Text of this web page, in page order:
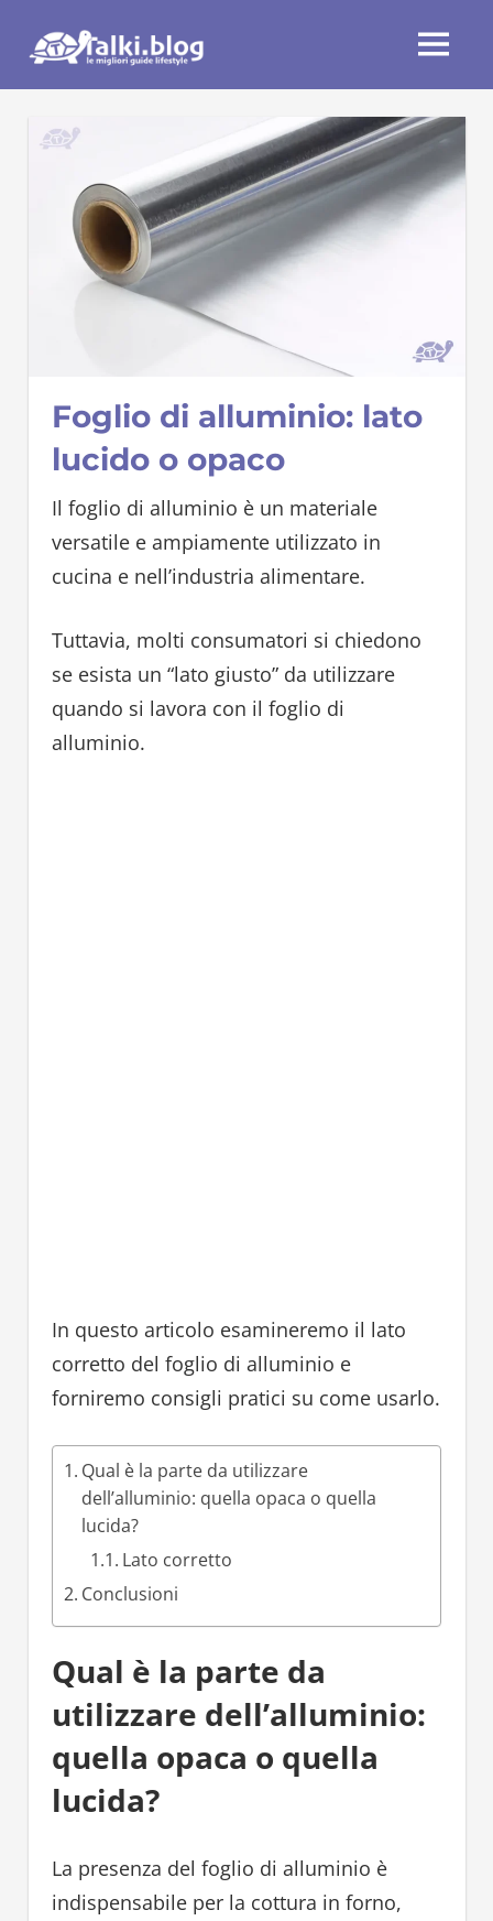
MENU
Foglio di alluminio: lato
lucido o opaco
Il foglio di alluminio è un materiale
versatile e ampiamente utilizzato in
cucina e nell’industria alimentare.
Tuttavia, molti consumatori si chiedono
se esista un “lato giusto” da utilizzare
quando si lavora con il foglio di
alluminio.
In questo articolo esamineremo il lato
corretto del foglio di alluminio e
forniremo consigli pratici su come usarlo.
Qual è la parte da utilizzare
dell’alluminio: quella opaca o quella
lucida?
Lato corretto
Conclusioni
Qual è la parte da
utilizzare dell’alluminio:
quella opaca o quella
lucida?
La presenza del foglio di alluminio è
indispensabile per la cottura in forno,